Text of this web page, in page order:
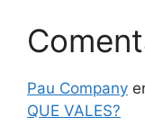
Pau Company
QUE VALES?